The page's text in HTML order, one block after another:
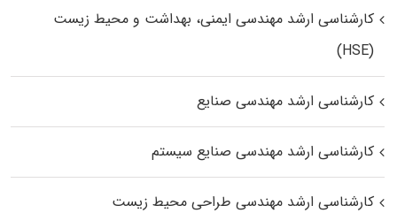
کارشناسی ارشد مهندسی ایمنی، بهداشت و محیط زیست
(HSE)
کارشناسی ارشد مهندسی صنایع
کارشناسی ارشد مهندسی صنایع سیستم
کارشناسی ارشد مهندسی طراحی محیط زیست